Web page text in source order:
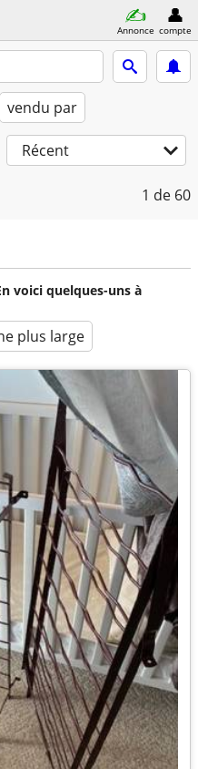
Annonce compte
vendu par
Récent
1 de 60
voici quelques-uns à
plus large